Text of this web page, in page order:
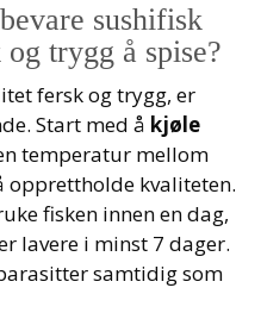
sushifisk
trygg å spise?
fersk og trygg, er
Start med å kjøle
temperatur mellom
å opprettholde kvaliteten.
fisken innen en dag,
lavere i minst 7 dager.
samtidig som